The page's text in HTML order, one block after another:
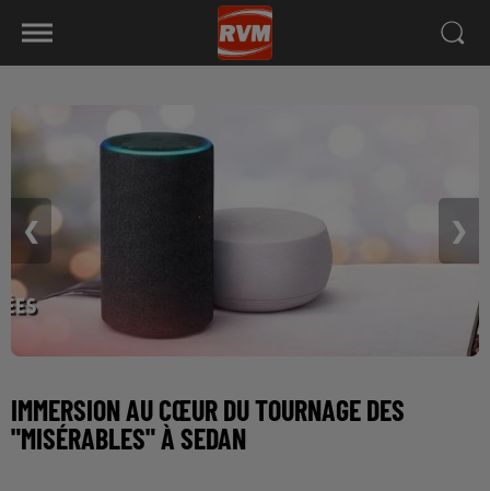
❮ ❯
IMMERSION AU CŒUR DU TOURNAGE DES
"MISÉRABLES" À SEDAN